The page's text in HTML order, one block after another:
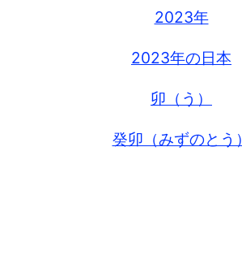
2023年
2023年の日本
卯（う）
癸卯（みずのとう）